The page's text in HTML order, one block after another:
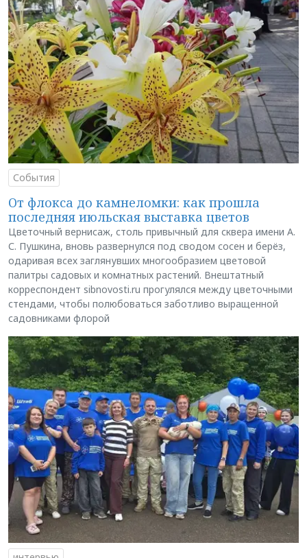
События
От флокса до камнеломки: как прошла
последняя июльская выставка цветов
Цветочный вернисаж, столь привычный для сквера имени А.
С. Пушкина, вновь развернулся под сводом сосен и берёз,
одаривая всех заглянувших многообразием цветовой
палитры садовых и комнатных растений. Внештатный
корреспондент sibnovosti.ru прогулялся между цветочными
стендами, чтобы полюбоваться заботливо выращенной
садовниками флорой